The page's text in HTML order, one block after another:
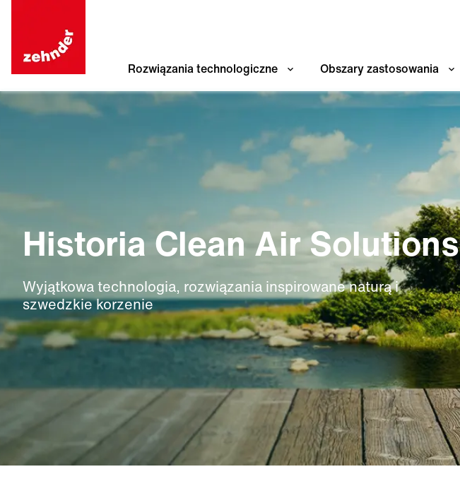
Rozwiązania technologiczne Obszary zastosowania
Historia Clean Air Solutions
Wyjątkowa technologia, rozwiązania inspirowane naturą i
szwedzkie korzenie